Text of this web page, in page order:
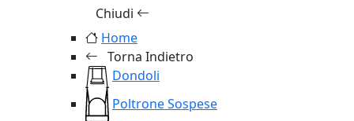
Chiudi
Home
Torna Indietro
Dondoli
Poltrone Sospese